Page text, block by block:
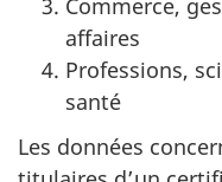
affaires
Professions,
santé
Les données